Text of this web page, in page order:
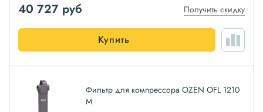
40 727 руб Получить скидку
Купить
Фильтр для компрессора OZEN OFL 1210
M